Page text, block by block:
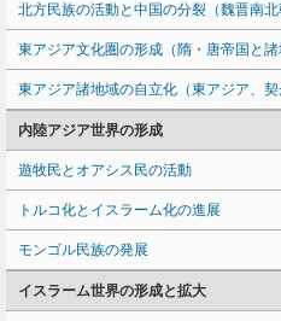
北方民族の活動と中国の分裂（魏晋南北
東アジア文化圏の形成（隋・唐帝国と諸
東アジア諸地域の自立化（東アジア、契
内陸アジア世界の形成
遊牧民とオアシス民の活動
トルコ化とイスラーム化の進展
モンゴル民族の発展
イスラーム世界の形成と拡大